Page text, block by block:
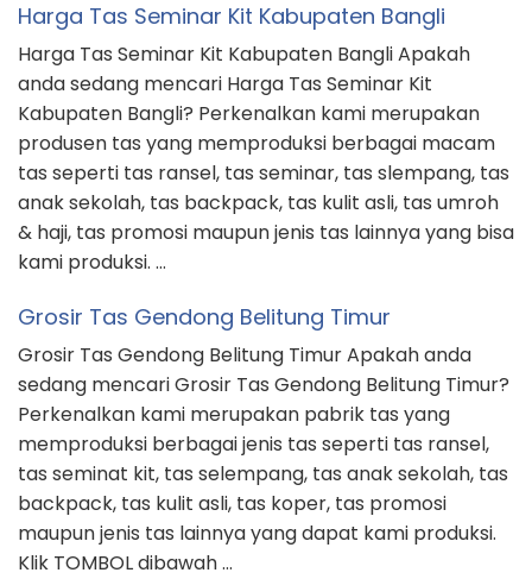
Harga Tas Seminar Kit Kabupaten Bangli
Harga Tas Seminar Kit Kabupaten Bangli Apakah
anda sedang mencari Harga Tas Seminar Kit
Kabupaten Bangli? Perkenalkan kami merupakan
produsen tas yang memproduksi berbagai macam
tas seperti tas ransel, tas seminar, tas slempang, tas
anak sekolah, tas backpack, tas kulit asli, tas umroh
& haji, tas promosi maupun jenis tas lainnya yang bisa
kami produksi. …
Grosir Tas Gendong Belitung Timur
Grosir Tas Gendong Belitung Timur Apakah anda
sedang mencari Grosir Tas Gendong Belitung Timur?
Perkenalkan kami merupakan pabrik tas yang
memproduksi berbagai jenis tas seperti tas ransel,
tas seminat kit, tas selempang, tas anak sekolah, tas
backpack, tas kulit asli, tas koper, tas promosi
maupun jenis tas lainnya yang dapat kami produksi.
Klik TOMBOL dibawah …